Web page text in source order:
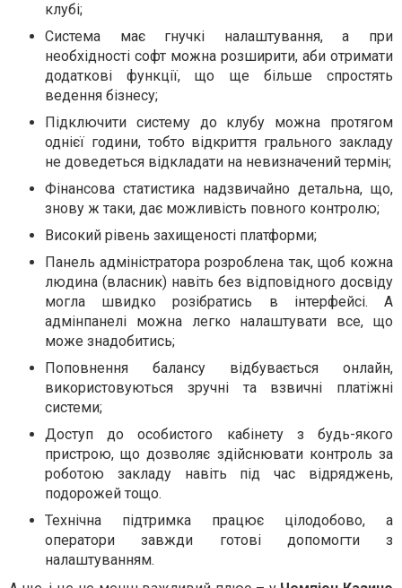
клубі;
Система має гнучкі налаштування, а при
необхідності софт можна розширити, аби отримати
додаткові функції, що ще більше спростять
ведення бізнесу;
Підключити систему до клубу можна протягом
однієї години, тобто відкриття грального закладу
не доведеться відкладати на невизначений термін;
Фінансова статистика надзвичайно детальна, що,
знову ж таки, дає можливість повного контролю;
Високий рівень захищеності платформи;
Панель адміністратора розроблена так, щоб кожна
людина (власник) навіть без відповідного досвіду
могла швидко розібратись в інтерфейсі. А
адмінпанелі можна легко налаштувати все, що
може знадобитись;
Поповнення балансу відбувається онлайн,
використовуються зручні та взвичні платіжні
системи;
Доступ до особистого кабінету з будь-якого
пристрою, що дозволяє здійснювати контроль за
роботою закладу навіть під час відряджень,
подорожей тощо.
Технічна підтримка працює цілодобово, а
оператори завжди готові допомогти з
налаштуванням.